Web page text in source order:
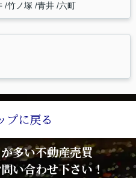
竹ノ塚 青井 六町
プに戻る
多い不動産売買
い合わせ下さい！